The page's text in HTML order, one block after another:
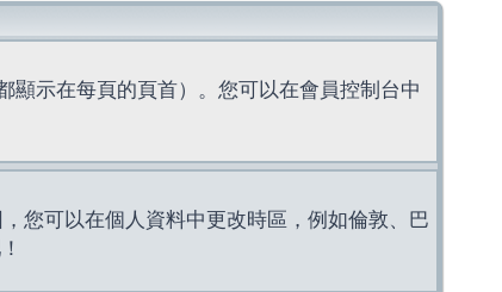
顯示在每頁的頁首）。您可以在會員控制台中
您可以在個人資料中更改時區，例如倫敦、巴